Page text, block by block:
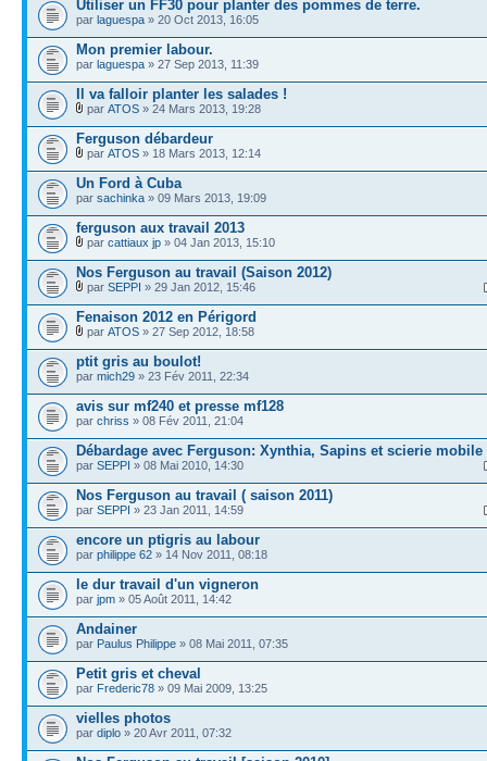
Utiliser un FF30 pour planter des pommes de terre.
par laguespa » 20 Oct 2013, 16:05
Mon premier labour.
par laguespa » 27 Sep 2013, 11:39
Il va falloir planter les salades !
par ATOS » 24 Mars 2013, 19:28
Ferguson débardeur
par ATOS » 18 Mars 2013, 12:14
Un Ford à Cuba
par sachinka » 09 Mars 2013, 19:09
ferguson aux travail 2013
par cattiaux jp » 04 Jan 2013, 15:10
Nos Ferguson au travail (Saison 2012)
par SEPPI » 29 Jan 2012, 15:46
Fenaison 2012 en Périgord
par ATOS » 27 Sep 2012, 18:58
ptit gris au boulot!
par mich29 » 23 Fév 2011, 22:34
avis sur mf240 et presse mf128
par chriss » 08 Fév 2011, 21:04
Débardage avec Ferguson: Xynthia, Sapins et scierie mobile
par SEPPI » 08 Mai 2010, 14:30
Nos Ferguson au travail ( saison 2011)
par SEPPI » 23 Jan 2011, 14:59
encore un ptigris au labour
par philippe 62 » 14 Nov 2011, 08:18
le dur travail d'un vigneron
par jpm » 05 Août 2011, 14:42
Andainer
par Paulus Philippe » 08 Mai 2011, 07:35
Petit gris et cheval
par Frederic78 » 09 Mai 2009, 13:25
vielles photos
par diplo » 20 Avr 2011, 07:32